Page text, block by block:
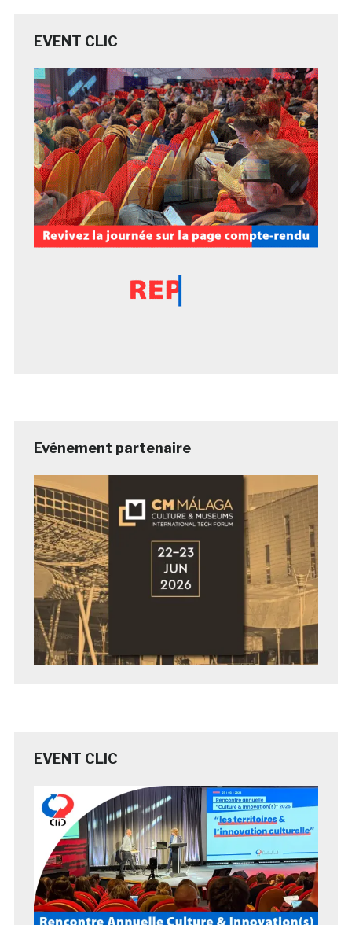
EVENT CLIC
Evénement partenaire
EVENT CLIC